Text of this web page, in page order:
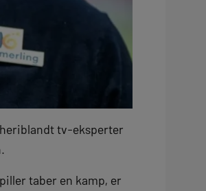
tv-eksperter
taber en kamp, ​​er